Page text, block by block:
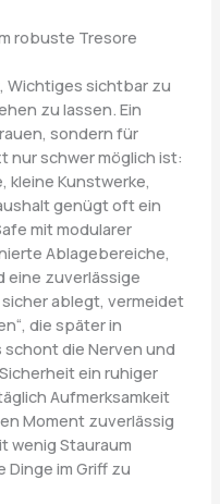
robuste Tresore
Wichtiges sichtbar zu
zu lassen. Ein
sondern für
nur schwer möglich ist:
kleine Kunstwerke,
genügt oft ein
mit modularer
Ablagebereiche,
eine zuverlässige
ablegt, vermeidet
die später in
die Nerven und
ein ruhiger
Aufmerksamkeit
Moment zuverlässig
wenig Stauraum
im Griff zu